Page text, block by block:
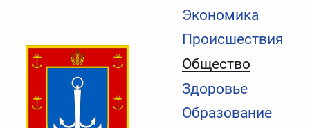
Экономика
Происшествия
Общество
Здоровье
Образование